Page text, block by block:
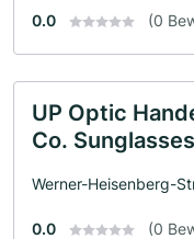
0.0 (0
UP Optic
Co.
Werner-Heisenberg-
0.0 (0